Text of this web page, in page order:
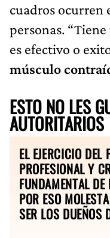
cuadros ocurren
personas.
es efectivo o
músculo
ESTO NO LES
AUTORITARIOS
EL EJERCICIO DEL
PROFESIONAL Y
FUNDAMENTAL
POR ESO
SER LOS DUEÑOS